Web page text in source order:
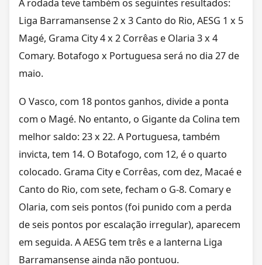
A rodada teve também os seguintes resultados:
Liga Barramansense 2 x 3 Canto do Rio, AESG 1 x 5
Magé, Grama City 4 x 2 Corrêas e Olaria 3 x 4
Comary. Botafogo x Portuguesa será no dia 27 de
maio.
O Vasco, com 18 pontos ganhos, divide a ponta
com o Magé. No entanto, o Gigante da Colina tem
melhor saldo: 23 x 22. A Portuguesa, também
invicta, tem 14. O Botafogo, com 12, é o quarto
colocado. Grama City e Corrêas, com dez, Macaé e
Canto do Rio, com sete, fecham o G-8. Comary e
Olaria, com seis pontos (foi punido com a perda
de seis pontos por escalação irregular), aparecem
em seguida. A AESG tem três e a lanterna Liga
Barramansense ainda não pontuou.